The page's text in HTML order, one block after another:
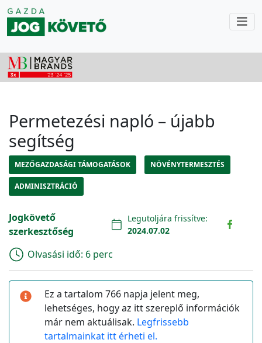
Permetezési napló – újabb
segítség
MEZŐGAZDASÁGI TÁMOGATÁSOK NÖVÉNYTERMESZTÉS
ADMINISZTRÁCIÓ
Jogkövető
szerkesztőség
Legutoljára frissítve:
2024.07.02
Olvasási idő: 6 perc
Ez a tartalom 766 napja jelent meg,
lehetséges, hogy az itt szereplő információk
már nem aktuálisak. Legfrissebb
tartalmainkat itt érheti el.